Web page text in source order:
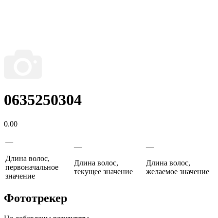
0635250304
0.00
—
Длина волос,
первоначальное
значение
—
Длина волос,
текущее значение
—
Длина волос,
желаемое значение
Фототрекер